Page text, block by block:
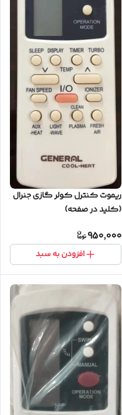
ریموت کنترل کولر گازی جنرال
(کلید در صفحه)
950,000
افزودن به سبد